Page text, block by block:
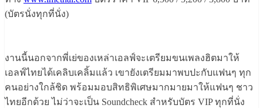
(บัตรนั่งทุกที่นั่ง)
งานนี้นอกจากพี่เย่ของเหล่าเอลฟ์จะเตรียมขนเพลงฮิตมาให้
เอลฟ์ไทยได้เคลิบเคลิ้มแล้ว เขายังเตรียมมาพบปะกับแฟนๆ ทุก
คนอย่างใกล้ชิด พร้อมมอบสิทธิพิเศษมากมายมาให้แฟนๆ ชาว
ไทยอีกด้วย ไม่ว่าจะเป็น Soundcheck สำหรับบัตร VIP ทุกที่นั่ง